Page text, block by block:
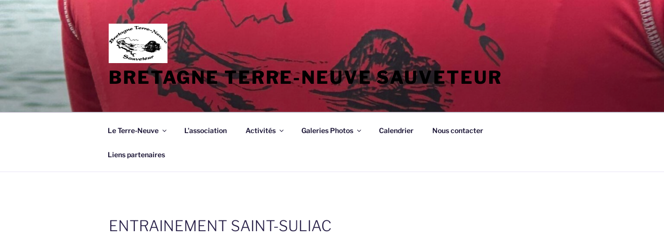
Aller
contenu
BRETAGNE TERRE-NEUVE SAUVETEUR
Le Terre-Neuve L’association Activités Galeries Photos Calendrier Nous contacter
Liens partenaires
ENTRAINEMENT SAINT-SULIAC